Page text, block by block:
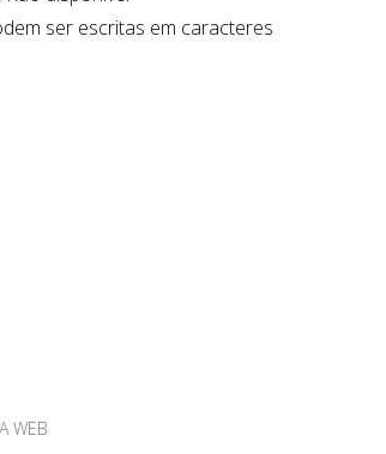
ser escritas em caracteres
WEB